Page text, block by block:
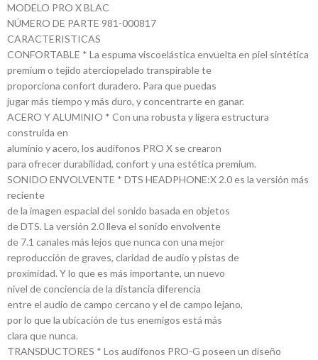
MODELO PRO X BLAC
NÚMERO DE PARTE 981-000817
CARACTERISTICAS
CONFORTABLE * La espuma viscoelástica envuelta en piel sintética
premium o tejido aterciopelado transpirable te
proporciona confort duradero. Para que puedas
jugar más tiempo y más duro, y concentrarte en ganar.
ACERO Y ALUMINIO * Con una robusta y ligera estructura
construida en
aluminio y acero, los audífonos PRO X se crearon
para ofrecer durabilidad, confort y una estética premium.
SONIDO ENVOLVENTE * DTS HEADPHONE:X 2.0 es la versión más
reciente
de la imagen espacial del sonido basada en objetos
de DTS. La versión 2.0 lleva el sonido envolvente
de 7.1 canales más lejos que nunca con una mejor
reproducción de graves, claridad de audio y pistas de
proximidad. Y lo que es más importante, un nuevo
nivel de conciencia de la distancia diferencia
entre el audio de campo cercano y el de campo lejano,
por lo que la ubicación de tus enemigos está más
clara que nunca.
TRANSDUCTORES * Los audífonos PRO-G poseen un diseño